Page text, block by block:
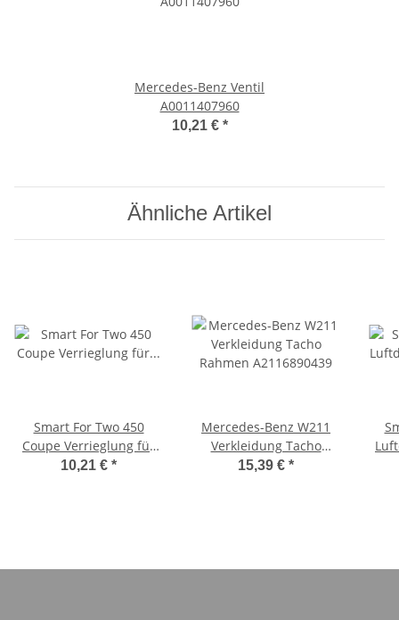
Mercedes-Benz Ventil
A0011407960
10,21 € *
Ähnliche Artikel
Smart For Two 450
Coupe Verrieglung für
Heckklappenschloss
10,21 € *
Mercedes-Benz W211
Verkleidung Tacho
Rahmen A2116890439
15,39 € *